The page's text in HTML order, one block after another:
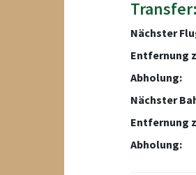
Transfer:
Nächster
Entfernung
Abholung:
Nächster
Entfernung
Abholung: